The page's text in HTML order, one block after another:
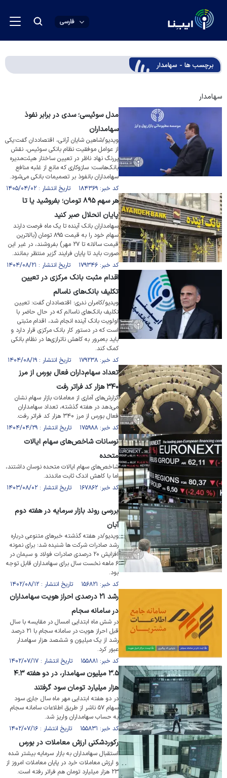
فارسی
برچسب ها - سهامدار
سهامدار
مدل سوئیسی؛ سدی در برابر نفوذ
سهامداران
ویدیو/شاهین شایان آرانی، اقتصاددان گفت:یکی
از عوامل موفقیت نظام بانکی سوئیس، نقش
پررنگ نهاد ناظر در تعیین ساختار هیئت‌مدیره
بانک‌هاست؛ سازوکاری که مانع از غلبه منافع
سهامداران بانفوذ بر تصمیمات بانکی می‌شود.
کد خبر: ۱۸۴۳۶۹ تاریخ انتشار : ۱۴۰۵/۰۴/۰۲
هر سهم ۸۹۵ تومان؛ بفروشید یا تا
پایان انحلال صبر کنید
سهامداران بانک آینده تا یک ماه فرصت دارند
سهام خود را به قیمت ۸۹۵ تومان (بالاترین
قیمت سالانه تا ۲۷ مهر) بفروشند، در غیر این
صورت باید تا پایان فرایند گزیر منتظر بمانند.
کد خبر: ۱۷۹۳۴۶ تاریخ انتشار : ۱۴۰۴/۰۸/۲۱
اقدام مثبت بانک مرکزی در تعیین
تکلیف بانک‌های ناسالم
ویدیو/کامران ندری؛ اقتصاددان گفت: تعیین
تکلیف بانک‌های ناسالم که در حال حاضر با
اولویت بانک آینده انجام شد، اقدام مثبتی
است که در دستور کار بانک مرکزی قرار دارد و
باید به‌مرور به کاهش ناترازی‌ها در نظام بانکی
کمک کند.
کد خبر: ۱۷۹۲۳۸ تاریخ انتشار : ۱۴۰۴/۰۸/۱۹
تعداد سهام‌داران فعال بورس از مرز
۳۴۰ هزار کد فراتر رفت
گزارش‌های آماری از معاملات بازار سهام نشان
می‌دهد در هفته گذشته، تعداد سهامداران
فعال بورس از مرز ۳۴۰ هزار کد فراتر رفت.
کد خبر: ۱۷۵۹۸۸ تاریخ انتشار : ۱۴۰۴/۰۴/۲۹
نوسانات شاخص‌های سهام ایالات
متحده
شاخص‌های سهام ایالات متحده نوسان داشتند،
اما با کاهش اندک ثابت ماندند.
کد خبر: ۱۶۷۸۶۲ تاریخ انتشار : ۱۴۰۳/۰۸/۰۲
بررسی روند بازار سرمایه در هفته دوم
آبان
ویدیو/در هفته گذشته خبرهای متنوعی درباره
رشد صادرات شرکت ها شنیده شد؛ برای نمونه
افزایش ۲۰ درصدی صادرات فولاد و سیمان در
۶ ماهه نخست سال برای سهامداران قابل توجه
بود.
کد خبر: ۱۵۶۸۲۱ تاریخ انتشار : ۱۴۰۲/۰۸/۱۲
رشد ۲۱ درصدی احراز هویت سهامداران
در سامانه سجام
در شش ماه ابتدایی امسال در مقایسه با سال
قبل احراز هویت در سامانه سجام با ۲۱ درصد
رشد از یک میلیون و ششصد هزار سهامدار
عبور کرد.
کد خبر: ۱۵۵۸۸۱ تاریخ انتشار : ۱۴۰۲/۰۷/۱۷
۳.۵ میلیون سهامدار، در دو هفته ۴.۳
هزار میلیارد تومان سود گرفتند
در دو هفته ابتدایی مهر ماه سال جاری سود
سهام ۵۷ ناشر از طریق اطلاعات سامانه سجام
به حساب سهامداران واریز شد.
کد خبر: ۱۵۵۸۳۱ تاریخ انتشار : ۱۴۰۲/۰۷/۱۶
رکوردشکنی ارزش معاملات در بورس
استقبال سهامداران به بازار سرمایه بیشتر شده
و ارزش معاملات خرد در پایان معاملات امروز از
۲۳ هزار میلیارد تومان هم فرا‌تر رفته است.